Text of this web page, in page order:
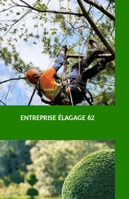
ENTREPRISE ÉLAGAGE 62